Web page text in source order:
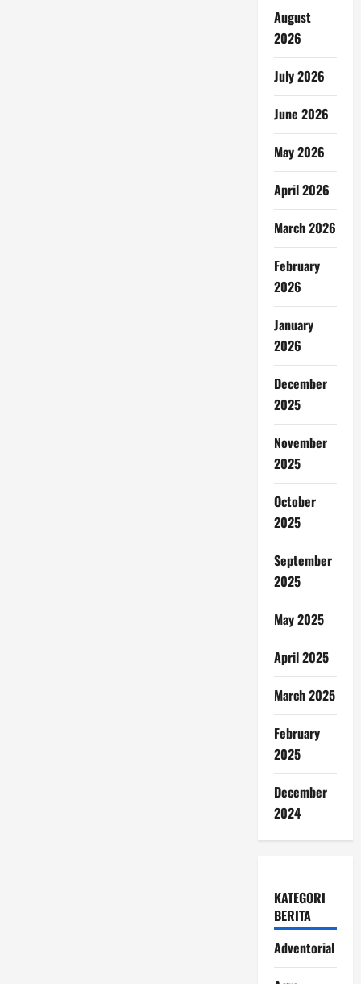
August
2026
July 2026
June 2026
May 2026
April 2026
March 2026
February
2026
January
2026
December
2025
November
2025
October
2025
September
2025
May 2025
April 2025
March 2025
February
2025
December
2024
KATEGORI
BERITA
Adventorial